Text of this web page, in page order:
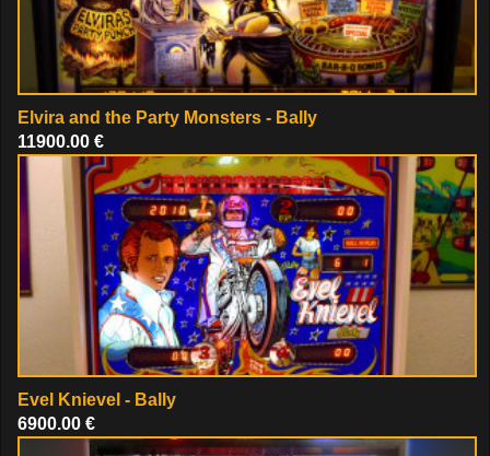
Elvira and the Party Monsters - Bally
11900.00 €
Evel Knievel - Bally
6900.00 €